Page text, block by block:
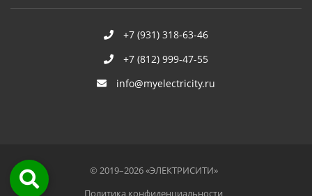
+7 (931) 318-63-46
+7 (812) 999-47-55
info@myelectricity.ru
© 2019–2026 «ЭЛЕКТРИСИТИ»
Политика конфиденциальности